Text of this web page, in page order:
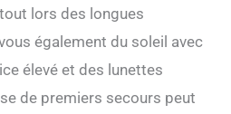
lors des longues
également du soleil avec
élevé et des lunettes
de premiers secours peut